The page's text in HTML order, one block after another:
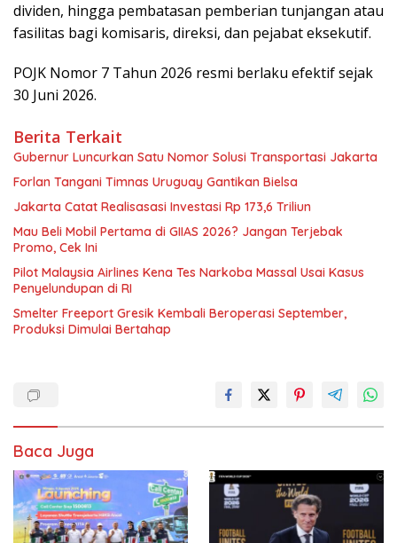
dividen, hingga pembatasan pemberian tunjangan atau
fasilitas bagi komisaris, direksi, dan pejabat eksekutif.
POJK Nomor 7 Tahun 2026 resmi berlaku efektif sejak
30 Juni 2026.
Berita Terkait
Gubernur Luncurkan Satu Nomor Solusi Transportasi Jakarta
Forlan Tangani Timnas Uruguay Gantikan Bielsa
Jakarta Catat Realisasasi Investasi Rp 173,6 Triliun
Mau Beli Mobil Pertama di GIIAS 2026? Jangan Terjebak
Promo, Cek Ini
Pilot Malaysia Airlines Kena Tes Narkoba Massal Usai Kasus
Penyelundupan di RI
Smelter Freeport Gresik Kembali Beroperasi September,
Produksi Dimulai Bertahap
Baca Juga